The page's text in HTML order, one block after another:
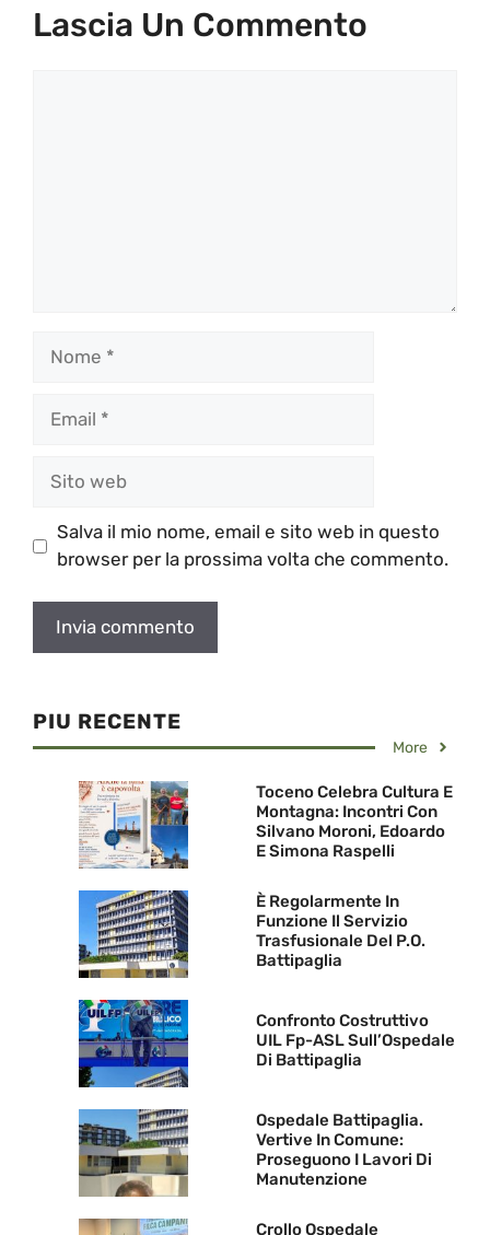
Lascia Un Commento
Salva il mio nome, email e sito web in questo
browser per la prossima volta che commento.
PIU RECENTE
More
Toceno Celebra Cultura E
Montagna: Incontri Con
Silvano Moroni, Edoardo
E Simona Raspelli
È Regolarmente In
Funzione Il Servizio
Trasfusionale Del P.O.
Battipaglia
Confronto Costruttivo
UIL Fp-ASL Sull’Ospedale
Di Battipaglia
Ospedale Battipaglia.
Vertive In Comune:
Proseguono I Lavori Di
Manutenzione
Crollo Ospedale